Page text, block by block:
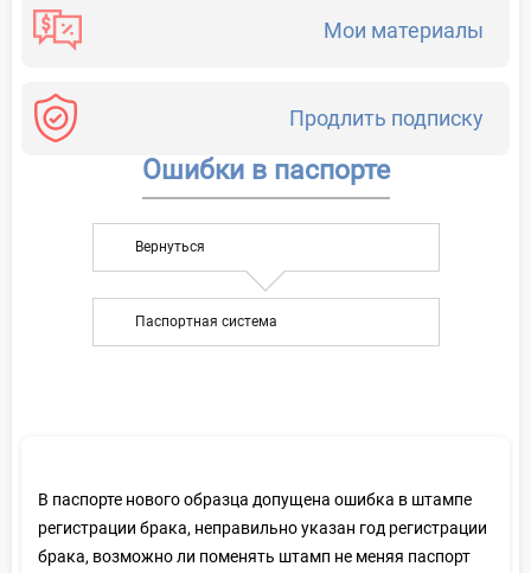
Мои материалы
Продлить подписку
Ошибки в паспорте
Вернуться
Паспортная система
В паспорте нового образца допущена ошибка в штампе
регистрации брака, неправильно указан год регистрации
брака, возможно ли поменять штамп не меняя паспорт